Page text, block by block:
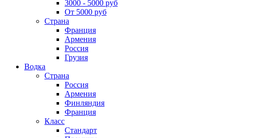
3000 - 5000 руб
От 5000 руб
Страна
Франция
Армения
Россия
Грузия
Водка
Страна
Россия
Армения
Финляндия
Франция
Класс
Стандарт